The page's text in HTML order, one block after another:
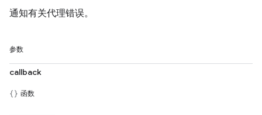
通知有关代理错误。
参数
callback
函数